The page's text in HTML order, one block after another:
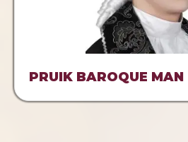
PRUIK BAROQUE MAN